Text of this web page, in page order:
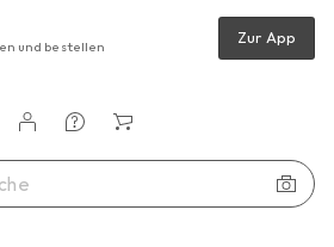
und bestellen Zur App